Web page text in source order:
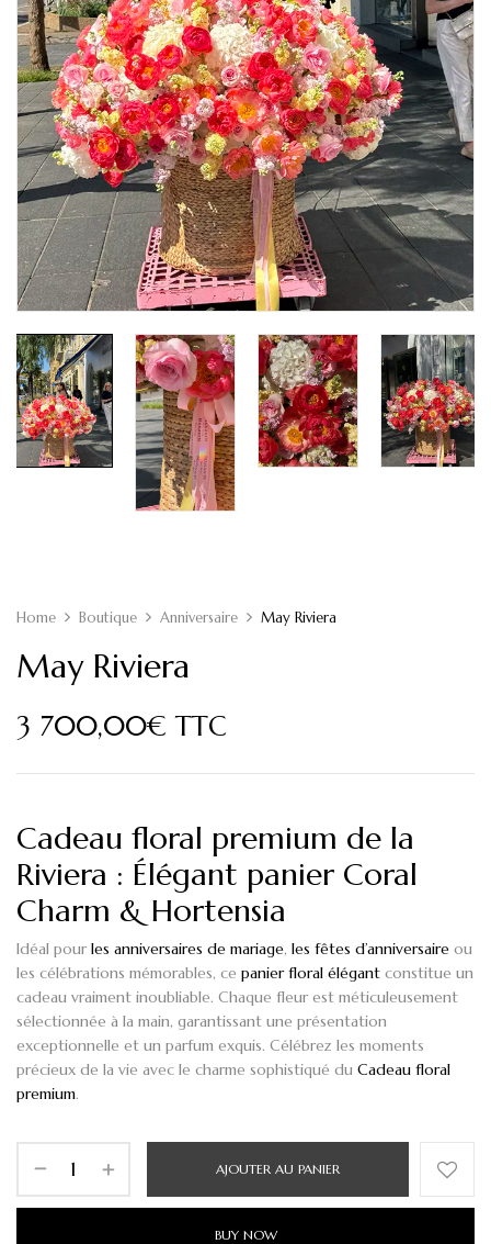
Home Boutique Anniversaire May Riviera
May Riviera
3 700,00€ TTC
Cadeau floral premium de la
Riviera : Élégant panier Coral
Charm & Hortensia
Idéal pourles anniversaires de mariage, les fêtes d’anniversaire ou
les célébrations mémorables, ce panier floral élégant constitue un
cadeau vraiment inoubliable. Chaque fleur est méticuleusement
sélectionnée à la main, garantissant une présentation
exceptionnelle et un parfum exquis. Célébrez les moments
précieux de la vie avec le charme sophistiqué du Cadeau floral
premium.
AJOUTER AU PANIER
BUY NOW